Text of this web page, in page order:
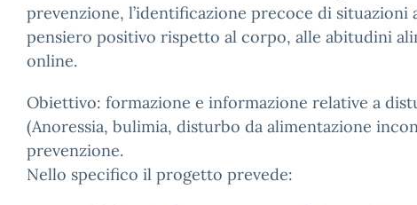
prevenzione, l’identificazione precoce di
pensiero positivo rispetto al corpo, alle abitudini
online.
Obiettivo: formazione e informazione relative a
(Anoressia, bulimia, disturbo da alimentazione
prevenzione.
Nello specifico il progetto prevede: